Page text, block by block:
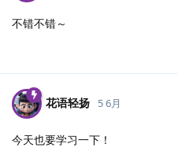
不错不错～
花语轻扬 5 6月
今天也要学习一下！